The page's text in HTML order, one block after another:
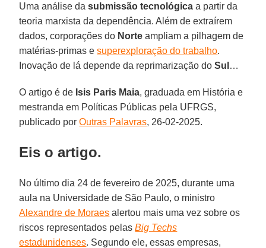
Uma análise dasubmissão tecnológica a partir da
teoria marxista da dependência. Além de extraírem
dados, corporações do Norte ampliam a pilhagem de
matérias-primas esuperexploração do trabalho.
Inovação de lá depende da reprimarização doSul …
O artigo é de Isis Paris Maia, graduada em História e
mestranda em Políticas Públicas pela UFRGS,
publicado porOutras Palavras, 26-02-2025.
Eis o artigo.
No último dia 24 de fevereiro de 2025, durante uma
aula na Universidade de São Paulo, o ministro
Alexandre de Moraes alertou mais uma vez sobre os
riscos representados pelasBig Techs
estadunidenses. Segundo ele, essas empresas,